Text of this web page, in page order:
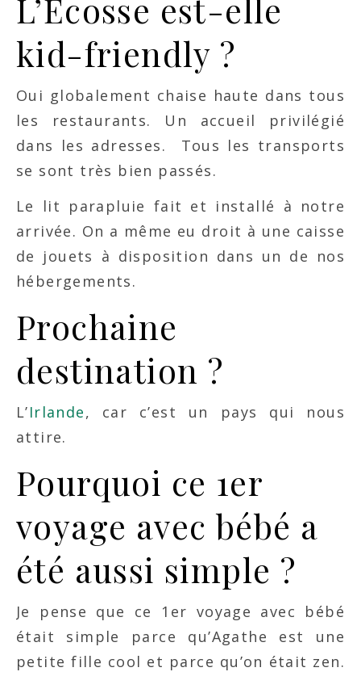
L’Écosse est-elle
kid-friendly ?
Oui globalement chaise haute dans tous
les restaurants. Un accueil privilégié
dans les adresses. Tous les transports
se sont très bien passés.
Le lit parapluie fait et installé à notre
arrivée. On a même eu droit à une caisse
de jouets à disposition dans un de nos
hébergements.
Prochaine
destination ?
L’Irlande, car c’est un pays qui nous
attire.
Pourquoi ce 1er
voyage avec bébé a
été aussi simple ?
Je pense que ce 1er voyage avec bébé
était simple parce qu’Agathe est une
petite fille cool et parce qu’on était zen.